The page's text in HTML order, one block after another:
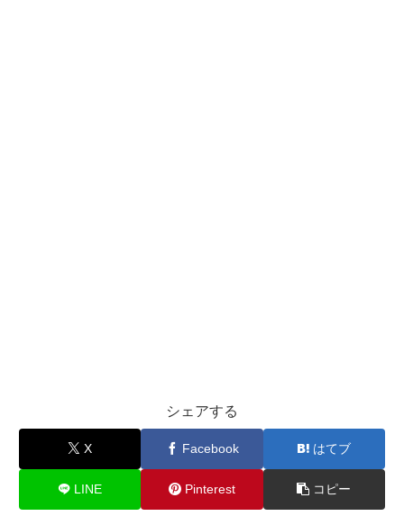
シェアする
X Facebook はてブ
LINE Pinterest コピー